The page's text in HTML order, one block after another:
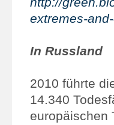
extremes-
In Russland
2010 führte
14.340
europäischen